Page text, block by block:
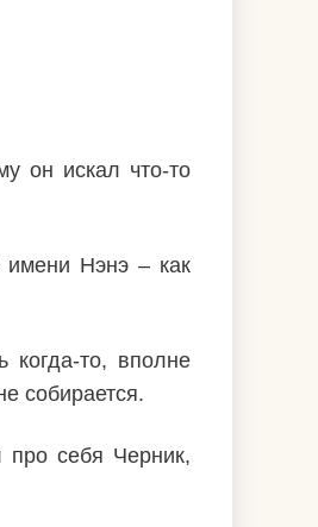
он искал что-то
имени Нэнэ – как
когда-то, вполне
собирается.
про себя Черник,